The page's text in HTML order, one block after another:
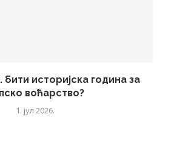
историјска година за
воћарство?
1. јул 2026.